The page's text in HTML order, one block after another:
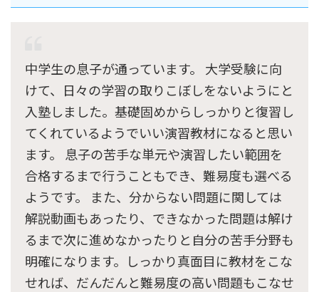
中学生の息子が通っています。 大学受験に向
けて、日々の学習の取りこぼしをないようにと
入塾しました。基礎固めからしっかりと復習し
てくれているようでいい演習教材になると思い
ます。 息子の苦手な単元や演習したい範囲を
合格するまで行うこともでき、難易度も選べる
ようです。 また、分からない問題に関しては
解説動画もあったり、できなかった問題は解け
るまで次に進めなかったりと自分の苦手分野も
明確になります。しっかり真面目に教材をこな
せれば、だんだんと難易度の高い問題もこなせ